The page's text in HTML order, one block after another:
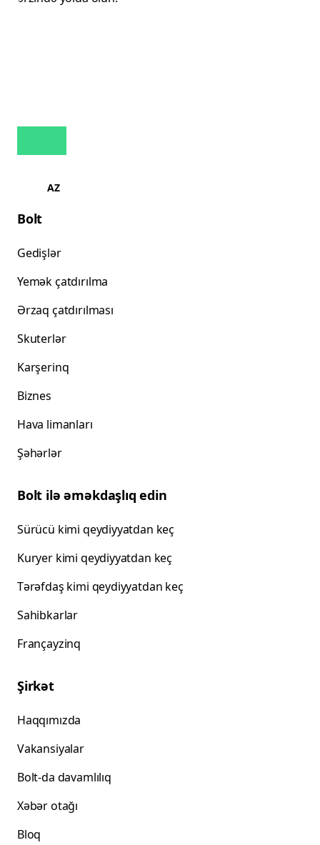
AZ
Bolt
Gedişlər
Yemək çatdırılma
Ərzaq çatdırılması
Skuterlər
Karşerinq
Biznes
Hava limanları
Şəhərlər
Bolt ilə əməkdaşlıq edin
Sürücü kimi qeydiyyatdan keç
Kuryer kimi qeydiyyatdan keç
Tərəfdaş kimi qeydiyyatdan keç
Sahibkarlar
Françayzinq
Şirkət
Haqqımızda
Vakansiyalar
Bolt-da davamlılıq
Xəbər otağı
Bloq